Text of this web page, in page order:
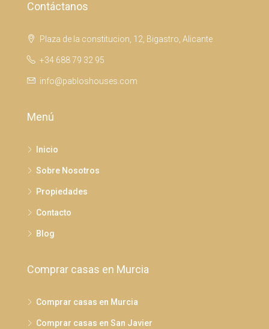
Contáctanos
Plaza de la constitucion, 12, Bigastro, Alicante
+34 688 79 32 95
info@pabloshouses.com
Menú
Inicio
Sobre Nosotros
Propiedades
Contacto
Blog
Comprar casas en Murcia
Comprar casas en Murcia
Comprar casas en San Javier